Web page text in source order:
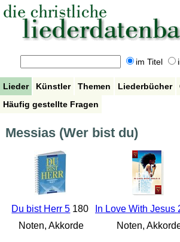
im Titel
Lieder Künstler Themen Liederbücher
Häufig gestellte Fragen
Messias (Wer bist du)
Du bist Herr 5 180
Noten, Akkorde
In Love With Jesus
Noten,